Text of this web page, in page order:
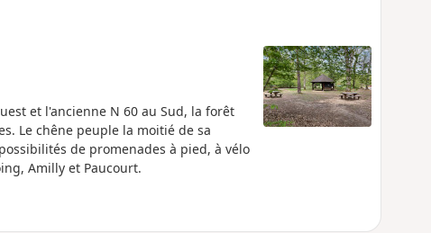
et l'ancienne N 60 au Sud, la forêt
Le chêne peuple la moitié de sa
de promenades à pied, à vélo
Amilly et Paucourt.